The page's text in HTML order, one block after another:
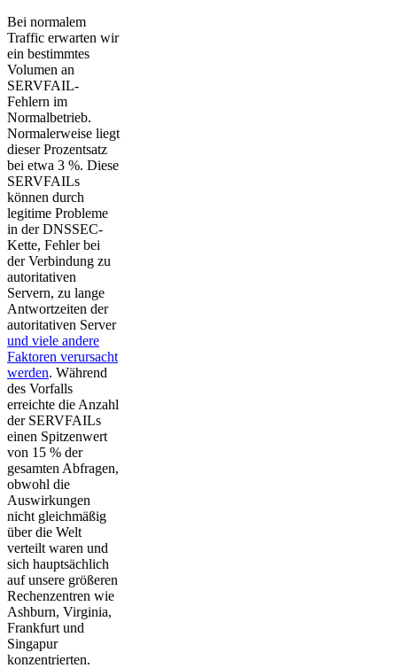
Bei normalem
Traffic erwarten wir
ein bestimmtes
Volumen an
SERVFAIL-
Fehlern im
Normalbetrieb.
Normalerweise liegt
dieser Prozentsatz
bei etwa 3 %. Diese
SERVFAILs
können durch
legitime Probleme
in der DNSSEC-
Kette, Fehler bei
der Verbindung zu
autoritativen
Servern, zu lange
Antwortzeiten der
autoritativen Server
und viele andere
Faktoren verursacht
werden. Während
des Vorfalls
erreichte die Anzahl
der SERVFAILs
einen Spitzenwert
von 15 % der
gesamten Abfragen,
obwohl die
Auswirkungen
nicht gleichmäßig
über die Welt
verteilt waren und
sich hauptsächlich
auf unsere größeren
Rechenzentren wie
Ashburn, Virginia,
Frankfurt und
Singapur
konzentrierten.